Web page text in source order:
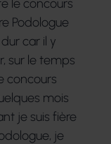
le concours
Podologue
car il y
sur le temps
concours
mois
je suis fière
je